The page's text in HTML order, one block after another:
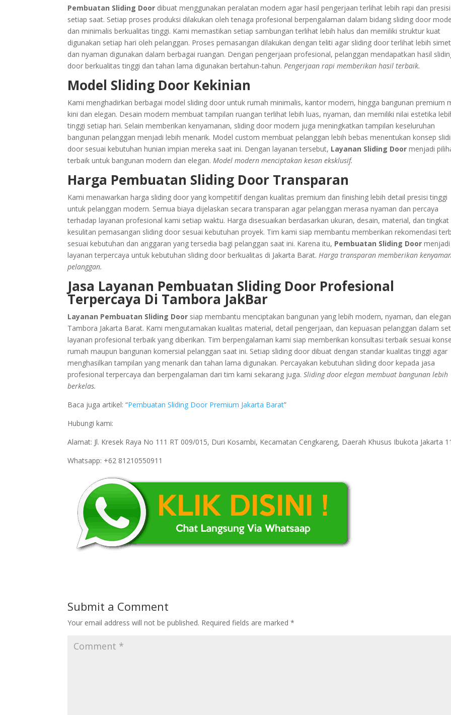
Pembuatan Sliding Door dibuat menggunakan peralatan modern agar hasil pengerjaan terlihat lebih rapi dan presisi
setiap saat. Setiap proses produksi dilakukan oleh tenaga profesional berpengalaman dalam bidang sliding door
dan minimalis berkualitas tinggi. Kami memastikan setiap sambungan terlihat lebih halus dan memiliki struktur kuat
digunakan setiap hari oleh pelanggan. Proses pemasangan dilakukan dengan teliti agar sliding door terlihat lebih
dan nyaman digunakan dalam berbagai ruangan. Dengan pengerjaan profesional, pelanggan mendapatkan hasil
door berkualitas tinggi dan tahan lama digunakan bertahun-tahun. Pengerjaan rapi memberikan hasil terbaik.
Model Sliding Door Kekinian
Kami menghadirkan berbagai model sliding door untuk rumah minimalis, kantor modern, hingga bangunan premium
kini dan elegan. Desain modern membuat tampilan ruangan terlihat lebih luas, nyaman, dan memiliki nilai estetika
tinggi setiap hari. Selain memberikan kenyamanan, sliding door modern juga meningkatkan tampilan keseluruhan
bangunan pelanggan menjadi lebih menarik. Model custom membuat pelanggan lebih bebas menentukan konsep
door sesuai kebutuhan hunian impian mereka saat ini. Dengan layanan tersebut, Layanan Sliding Door menjadi
terbaik untuk bangunan modern dan elegan. Model modern menciptakan kesan eksklusif.
Harga Pembuatan Sliding Door Transparan
Kami menawarkan harga sliding door yang kompetitif dengan kualitas premium dan finishing lebih detail presisi tinggi
untuk pelanggan modern. Semua biaya dijelaskan secara transparan agar pelanggan merasa nyaman dan percaya
terhadap layanan profesional kami setiap waktu. Harga disesuaikan berdasarkan ukuran, desain, material, dan tingkat
kesulitan pemasangan sliding door sesuai kebutuhan proyek. Tim kami siap membantu memberikan rekomendasi
sesuai kebutuhan dan anggaran yang tersedia bagi pelanggan saat ini. Karena itu, Pembuatan Sliding Door menjadi
layanan terpercaya untuk kebutuhan sliding door berkualitas di Jakarta Barat. Harga transparan memberikan
pelanggan.
Jasa Layanan Pembuatan Sliding Door Profesional
Terpercaya Di Tambora JakBar
Layanan Pembuatan Sliding Door siap membantu menciptakan bangunan yang lebih modern, nyaman, dan
Tambora Jakarta Barat. Kami mengutamakan kualitas material, detail pengerjaan, dan kepuasan pelanggan dalam
layanan profesional terbaik yang diberikan. Tim berpengalaman kami siap memberikan konsultasi terbaik sesuai
rumah maupun bangunan komersial pelanggan saat ini. Setiap sliding door dibuat dengan standar kualitas tinggi agar
menghasilkan tampilan yang menarik dan tahan lama digunakan. Percayakan kebutuhan sliding door kepada jasa
profesional terpercaya dan berpengalaman dari tim kami sekarang juga.Sliding door elegan membuat bangunan lebih
berkelas.
Baca juga artikel: “Pembuatan Sliding Door Premium Jakarta Barat”
Hubungi kami:
Alamat: Jl. Kresek Raya No 111 RT 009/015, Duri Kosambi, Kecamatan Cengkareng, Daerah Khusus Ibukota Jakarta
Whatsapp: +62 81210550911
Submit a Comment
Your email address will not be published. Required fields are marked*